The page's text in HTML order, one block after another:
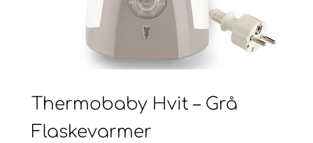
Thermobaby Hvit – Grå
Flaskevarmer